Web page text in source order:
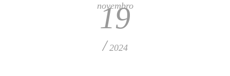
novembro
19
/ 2024